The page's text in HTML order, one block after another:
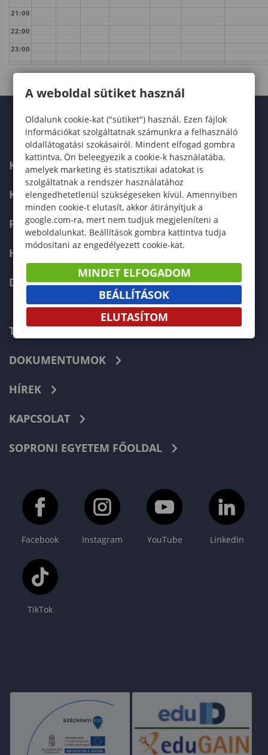
21:00
22:00
23:00
KARUNK
KÉPZÉSEK
FELVÉTELIZŐKNEK
HALLGATÓKNAK
DOKTORI ISKOLA
TELEFONKÖNYV
DOKUMENTUMOK
HÍREK
KAPCSOLAT
SOPRONI EGYETEM FŐOLDAL
Facebook Instagram YouTube LinkedIn
TikTok
A weboldal sütiket használ
Oldalunk cookie-kat ("sütiket") használ. Ezen fájlok
információkat szolgáltatnak számunkra a felhasználó
oldallátogatási szokásairól. Mindent elfogad gombra
kattintva, Ön beleegyezik a cookie-k használatába,
amelyek marketing és statisztikai adatokat is
szolgáltatnak a rendszer használatához
elengedhetetlenül szükségeseken kívül. Amennyiben
minden cookie-t elutasít, akkor átirányítjuk a
google.com-ra, mert nem tudjuk megjeleníteni a
weboldalunkat. Beállítások gombra kattintva tudja
módosítani az engedélyezett cookie-kat.
MINDET ELFOGADOM
BEÁLLÍTÁSOK
ELUTASÍTOM